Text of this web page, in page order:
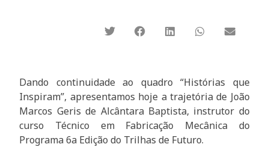
Dando continuidade ao quadro “Histórias que
Inspiram”, apresentamos hoje a trajetória de João
Marcos Geris de Alcântara Baptista, instrutor do
curso Técnico em Fabricação Mecânica do
Programa 6a Edição do Trilhas de Futuro.